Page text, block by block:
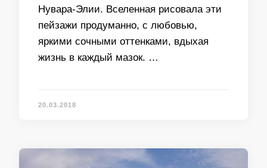
Нувара-Элии. Вселенная рисовала эти
пейзажи продуманно, с любовью,
яркими сочными оттенками, вдыхая
жизнь в каждый мазок. …
20.03.2018